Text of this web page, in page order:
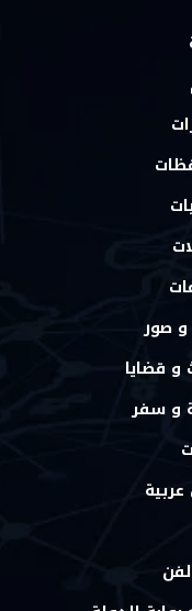
و صور
و قضايا
و سفر